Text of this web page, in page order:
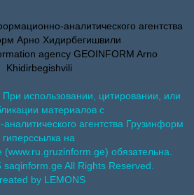
аналитического агентства
Арно Хидирбегишвили
agency GEOINFORM Arno
Khidirbegishvili
использовании, цитировании, или
материалов с
агентства Грузинформ
гиперссылка на
обязательна.
All Rights Reserved.
by LEMONS